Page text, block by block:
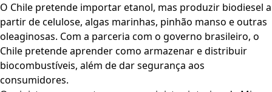
O Chile pretende importar etanol, mas produzir biodiesel a
partir de celulose, algas marinhas, pinhão manso e outras
oleaginosas. Com a parceria com o governo brasileiro, o
Chile pretende aprender como armazenar e distribuir
biocombustíveis, além de dar segurança aos
consumidores.